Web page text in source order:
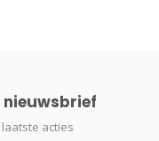
nieuwsbrief
acties